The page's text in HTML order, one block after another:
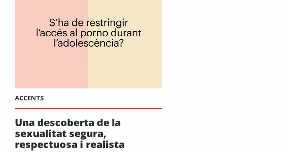
ACCENTS
Una descoberta de la
sexualitat segura,
respectuosa i realista